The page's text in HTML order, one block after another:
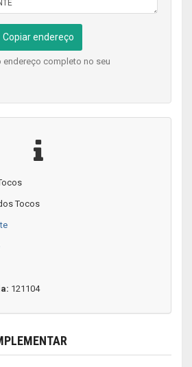
Copiar endereço
endereço completo no seu
Tocos
121104